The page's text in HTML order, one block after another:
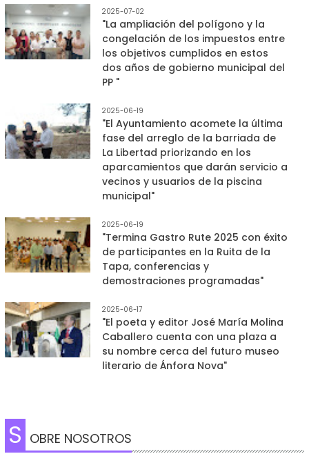
2025-07-02
"La ampliación del polígono y la
congelación de los impuestos entre
los objetivos cumplidos en estos
dos años de gobierno municipal del
PP "
2025-06-19
"El Ayuntamiento acomete la última
fase del arreglo de la barriada de
La Libertad priorizando en los
aparcamientos que darán servicio a
vecinos y usuarios de la piscina
municipal"
2025-06-19
"Termina Gastro Rute 2025 con éxito
de participantes en la Ruita de la
Tapa, conferencias y
demostraciones programadas"
2025-06-17
"El poeta y editor José María Molina
Caballero cuenta con una plaza a
su nombre cerca del futuro museo
literario de Ánfora Nova"
S OBRE NOSOTROS